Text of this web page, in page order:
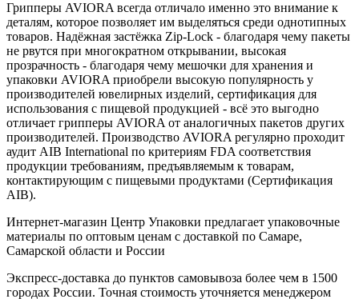
Грипперы AVIORA всегда отличало именно это внимание к
деталям, которое позволяет им выделяться среди однотипных
товаров. Надёжная застёжка Zip-Lock - благодаря чему пакеты
не рвутся при многократном открывании, высокая
прозрачность - благодаря чему мешочки для хранения и
упаковки AVIORA приобрели высокую популярность у
производителей ювелирных изделий, сертификация для
использования с пищевой продукцией - всё это выгодно
отличает грипперы AVIORA от аналогичных пакетов других
производителей. Производство AVIORA регулярно проходит
аудит AIB International по критериям FDA соответствия
продукции требованиям, предъявляемым к товарам,
контактирующим с пищевыми продуктами (Сертификация
AIB).
Интернет-магазин Центр Упаковки предлагает упаковочные
материалы по оптовым ценам с доставкой по Самаре,
Самарской области и России
Экспресс-доставка до пунктов самовывоза более чем в 1500
городах России. Точная стоимость уточняется менеджером